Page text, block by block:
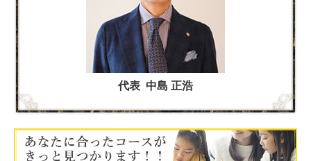
代表 中島 正浩